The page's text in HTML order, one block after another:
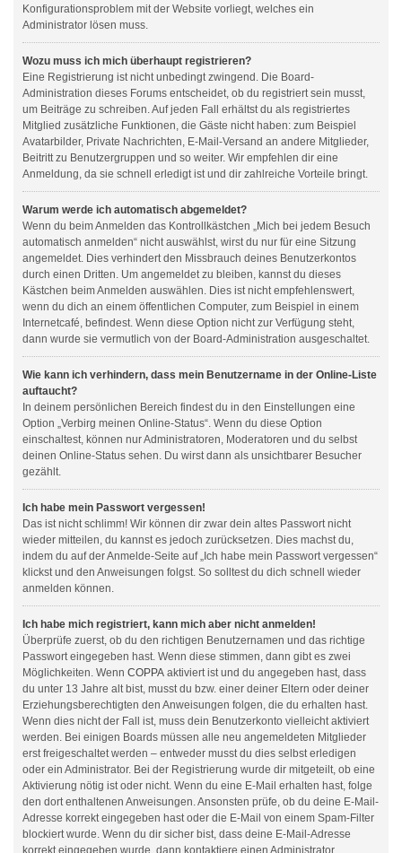
Konfigurationsproblem mit der Website vorliegt, welches ein
Administrator lösen muss.
Wozu muss ich mich überhaupt registrieren?
Eine Registrierung ist nicht unbedingt zwingend. Die Board-
Administration dieses Forums entscheidet, ob du registriert sein musst,
um Beiträge zu schreiben. Auf jeden Fall erhältst du als registriertes
Mitglied zusätzliche Funktionen, die Gäste nicht haben: zum Beispiel
Avatarbilder, Private Nachrichten, E-Mail-Versand an andere Mitglieder,
Beitritt zu Benutzergruppen und so weiter. Wir empfehlen dir eine
Anmeldung, da sie schnell erledigt ist und dir zahlreiche Vorteile bringt.
Warum werde ich automatisch abgemeldet?
Wenn du beim Anmelden das Kontrollkästchen „Mich bei jedem Besuch
automatisch anmelden“ nicht auswählst, wirst du nur für eine Sitzung
angemeldet. Dies verhindert den Missbrauch deines Benutzerkontos
durch einen Dritten. Um angemeldet zu bleiben, kannst du dieses
Kästchen beim Anmelden auswählen. Dies ist nicht empfehlenswert,
wenn du dich an einem öffentlichen Computer, zum Beispiel in einem
Internetcafé, befindest. Wenn diese Option nicht zur Verfügung steht,
dann wurde sie vermutlich von der Board-Administration ausgeschaltet.
Wie kann ich verhindern, dass mein Benutzername in der Online-Liste
auftaucht?
In deinem persönlichen Bereich findest du in den Einstellungen eine
Option „Verbirg meinen Online-Status“. Wenn du diese Option
einschaltest, können nur Administratoren, Moderatoren und du selbst
deinen Online-Status sehen. Du wirst dann als unsichtbarer Besucher
gezählt.
Ich habe mein Passwort vergessen!
Das ist nicht schlimm! Wir können dir zwar dein altes Passwort nicht
wieder mitteilen, du kannst es jedoch zurücksetzen. Dies machst du,
indem du auf der Anmelde-Seite auf „Ich habe mein Passwort vergessen“
klickst und den Anweisungen folgst. So solltest du dich schnell wieder
anmelden können.
Ich habe mich registriert, kann mich aber nicht anmelden!
Überprüfe zuerst, ob du den richtigen Benutzernamen und das richtige
Passwort eingegeben hast. Wenn diese stimmen, dann gibt es zwei
Möglichkeiten. Wenn COPPA aktiviert ist und du angegeben hast, dass
du unter 13 Jahre alt bist, musst du bzw. einer deiner Eltern oder deiner
Erziehungsberechtigten den Anweisungen folgen, die du erhalten hast.
Wenn dies nicht der Fall ist, muss dein Benutzerkonto vielleicht aktiviert
werden. Bei einigen Boards müssen alle neu angemeldeten Mitglieder
erst freigeschaltet werden – entweder musst du dies selbst erledigen
oder ein Administrator. Bei der Registrierung wurde dir mitgeteilt, ob eine
Aktivierung nötig ist oder nicht. Wenn du eine E-Mail erhalten hast, folge
den dort enthaltenen Anweisungen. Ansonsten prüfe, ob du deine E-Mail-
Adresse korrekt eingegeben hast oder die E-Mail von einem Spam-Filter
blockiert wurde. Wenn du dir sicher bist, dass deine E-Mail-Adresse
korrekt eingegeben wurde, dann kontaktiere einen Administrator.